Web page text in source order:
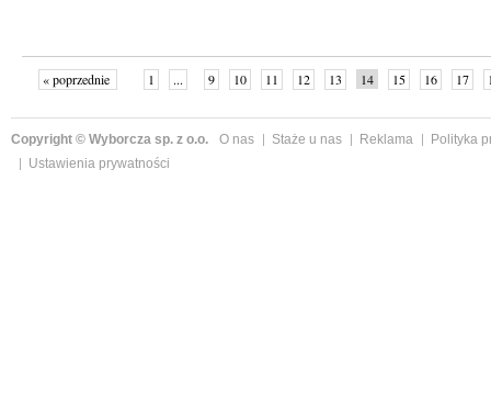
« poprzednie 1 ... 9 10 11 12 13 14 15 16 17
Copyright © Wyborcza sp. z o.o. O nas Staże u nas Reklama
Polityka
Ustawienia prywatności